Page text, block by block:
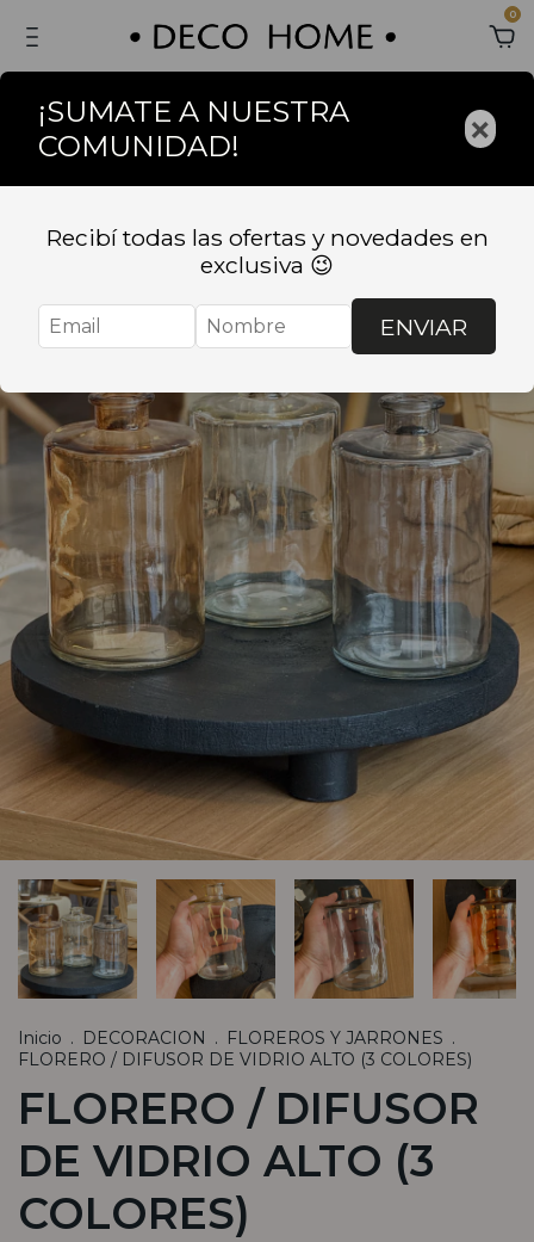
0
Inicio . DECORACION . FLOREROS Y JARRONES .
FLORERO / DIFUSOR DE VIDRIO ALTO (3 COLORES)
FLORERO / DIFUSOR
DE VIDRIO ALTO (3
COLORES)
¡SUMATE A NUESTRA
COMUNIDAD!
×
Recibí todas las ofertas y novedades en
exclusiva 😉
ENVIAR